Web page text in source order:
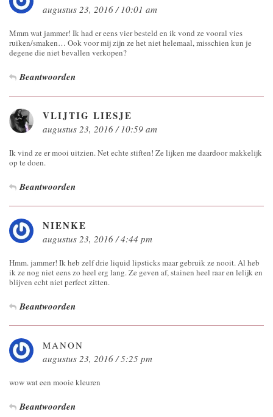
augustus 23, 2016 / 10:01 am
Mmm wat jammer! Ik had er eens vier besteld en ik vond ze vooral vies
ruiken/smaken… Ook voor mij zijn ze het niet helemaal, misschien kun je
degene die niet bevallen verkopen?
Beantwoorden
VLIJTIG LIESJE
augustus 23, 2016 / 10:59 am
Ik vind ze er mooi uitzien. Net echte stiften! Ze lijken me daardoor makkelijk
op te doen.
Beantwoorden
NIENKE
augustus 23, 2016 / 4:44 pm
Hmm. jammer! Ik heb zelf drie liquid lipsticks maar gebruik ze nooit. Al heb
ik ze nog niet eens zo heel erg lang. Ze geven af, stainen heel raar en lelijk en
blijven echt niet perfect zitten.
Beantwoorden
MANON
augustus 23, 2016 / 5:25 pm
wow wat een mooie kleuren
Beantwoorden